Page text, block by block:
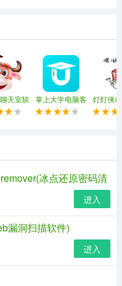
天室软
件
掌上大学电脑客
户端
灯灯侠
包
冰点还原密码清
进入
漏洞扫描软件)
进入